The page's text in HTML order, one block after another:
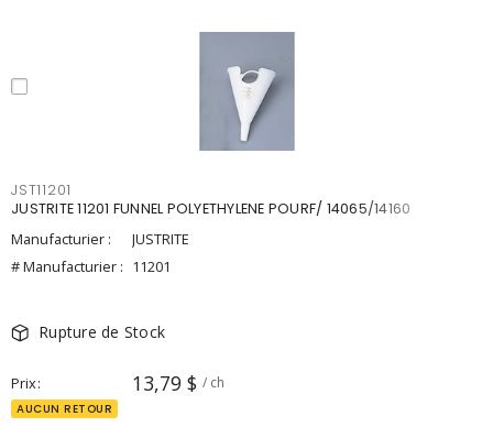
JST11201
JUSTRITE 11201 FUNNEL POLYETHYLENE POURF/ 14065/14160
Manufacturier :
JUSTRITE
# Manufacturier : 11201
Rupture de Stock
Prix 13,79 $ / ch
AUCUN RETOUR